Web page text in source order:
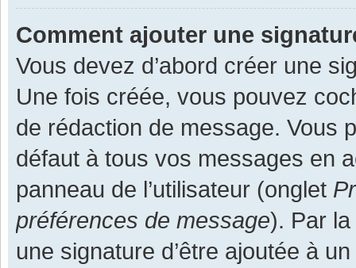
Comment ajouter une
Vous devez d’abord créer une
Une fois créée, vous pouvez
de rédaction de message. Vous
défaut à tous vos messages en
panneau de l’utilisateur (onglet
préférences de message). Par
une signature d’être ajoutée à